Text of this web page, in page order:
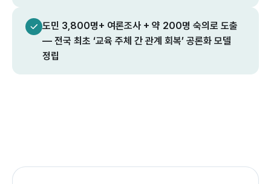
도민 3,800명+ 여론조사 + 약 200명 숙의로 도출
— 전국 최초 ‘교육 주체 간 관계 회복’ 공론화 모델
정립